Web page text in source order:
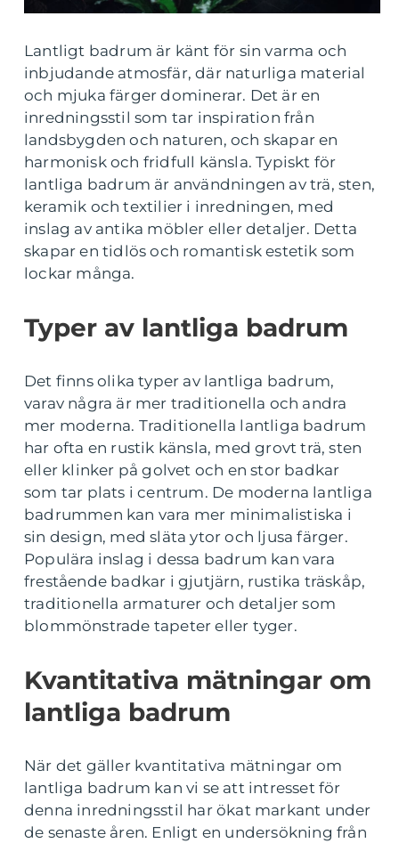
Lantligt badrum är känt för sin varma och
inbjudande atmosfär, där naturliga material
och mjuka färger dominerar. Det är en
inredningsstil som tar inspiration från
landsbygden och naturen, och skapar en
harmonisk och fridfull känsla. Typiskt för
lantliga badrum är användningen av trä, sten,
keramik och textilier i inredningen, med
inslag av antika möbler eller detaljer. Detta
skapar en tidlös och romantisk estetik som
lockar många.
Typer av lantliga badrum
Det finns olika typer av lantliga badrum,
varav några är mer traditionella och andra
mer moderna. Traditionella lantliga badrum
har ofta en rustik känsla, med grovt trä, sten
eller klinker på golvet och en stor badkar
som tar plats i centrum. De moderna lantliga
badrummen kan vara mer minimalistiska i
sin design, med släta ytor och ljusa färger.
Populära inslag i dessa badrum kan vara
frestående badkar i gjutjärn, rustika träskåp,
traditionella armaturer och detaljer som
blommönstrade tapeter eller tyger.
Kvantitativa mätningar om
lantliga badrum
När det gäller kvantitativa mätningar om
lantliga badrum kan vi se att intresset för
denna inredningsstil har ökat markant under
de senaste åren. Enligt en undersökning från